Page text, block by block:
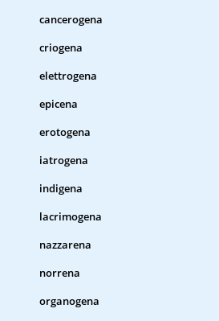
cancerogena
criogena
elettrogena
epicena
erotogena
iatrogena
indigena
lacrimogena
nazzarena
norrena
organogena